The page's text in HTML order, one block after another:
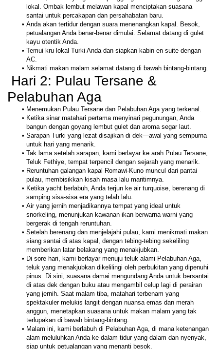
lokal. Ombak lembut melawan kapal menciptakan suasana
santai untuk percakapan dan persahabatan baru.
Anda akan tertidur dengan suara menenangkan kapal. Besok,
petualangan Anda benar-benar dimulai. Selamat datang di gulet
kayu otentik Anda.
Temui kru lokal Turki Anda dan siapkan kabin en-suite dengan
AC.
Nikmati makan malam selamat datang di bawah bintang-bintang.
Pelabuhan Aga
Menemukan Pulau Tersane dan Pelabuhan Aga yang terkenal.
Ketika sinar matahari pertama menyinari pegunungan, Anda
bangun dengan goyang lembut gulet dan aroma segar laut.
Sarapan Turki yang lezat disajikan di dek—awal yang sempurna
untuk hari yang menarik.
Tak lama setelah sarapan, kami berlayar ke arah Pulau Tersane,
Teluk Fethiye, tempat terpencil dengan sejarah yang menarik.
Reruntuhan galangan kapal Romawi-Kuno muncul dari pantai
pulau, membisikkan kisah masa lalu maritimnya.
Ketika yacht berlabuh, Anda terjun ke air turquoise, berenang di
samping sisa-sisa era yang telah lalu.
Air yang jernih menjadikannya tempat yang ideal untuk
snorkeling, menunjukan kawanan ikan berwarna-warni yang
bergerak di tengah reruntuhan.
Setelah berenang dan menjelajahi pulau, kami menikmati makan
siang santai di atas kapal, dengan tebing-tebing sekeliling
memberikan latar belakang yang menakjubkan.
Di sore hari, kami berlayar menuju teluk alami Pelabuhan Aga,
teluk yang menakjubkan dikelilingi oleh perbukitan yang dipenuhi
pinus. Di sini, suasana damai mengundang Anda untuk bersantai
di atas dek dengan buku atau mengambil celup lagi di perairan
yang jernih. Saat malam tiba, matahari terbenam yang
spektakuler melukis langit dengan nuansa emas dan merah
anggun, menetapkan suasana untuk makan malam yang tak
terlupakan di bawah bintang-bintang.
Malam ini, kami berlabuh di Pelabuhan Aga, di mana ketenangan
alam meluluhkan Anda ke dalam tidur yang dalam dan nyenyak,
siap untuk petualangan yang menanti besok.